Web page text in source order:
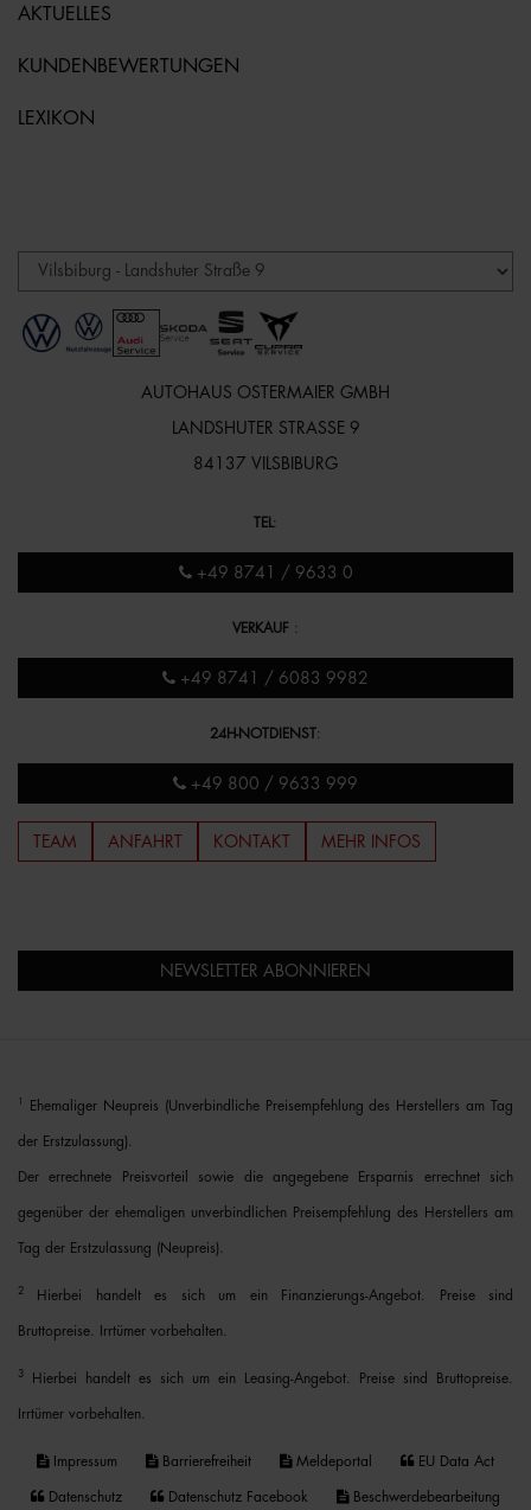
AKTUELLES
KUNDENBEWERTUNGEN
LEXIKON
AUTOHAUS OSTERMAIER GMBH
LANDSHUTER STRASSE 9
84137 VILSBIBURG
TEL :
+49 8741 / 9633 0
VERKAUF :
+49 8741 / 6083 9982
24H-NOTDIENST:
+49 800 / 9633 999
TEAM ANFAHRT KONTAKT MEHR INFOS
NEWSLETTER ABONNIEREN
Ehemaliger Neupreis (Unverbindliche Preisempfehlung des Herstellers am Tag
der Erstzulassung).
Der errechnete Preisvorteil sowie die angegebene Ersparnis errechnet sich
gegenüber der ehemaligen unverbindlichen Preisempfehlung des Herstellers am
Tag der Erstzulassung (Neupreis).
2 Hierbei handelt es sich um ein Finanzierungs-Angebot. Preise sind
Bruttopreise. Irrtümer vorbehalten.
3 Hierbei handelt es sich um ein Leasing-Angebot. Preise sind Bruttopreise.
Irrtümer vorbehalten.
Impressum Barrierefreiheit Meldeportal EU Data Act
Datenschutz Datenschutz Facebook Beschwerdebearbeitung